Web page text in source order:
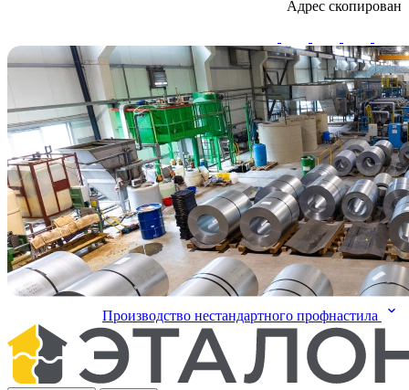
Адрес скопирован
Производство нестандартного профнастила